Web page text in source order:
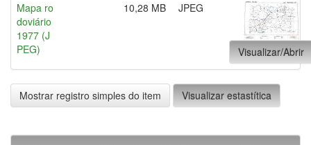
Mapa ro
doviário
1977 (J
PEG)
10,28 MB JPEG
Visualizar/Abrir
Mostrar registro simples do item Visualizar estastítica